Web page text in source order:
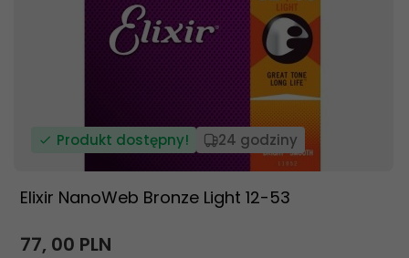
Produkt dostępny! 24 godziny
Elixir NanoWeb Bronze Light 12-53
77, 00 PLN